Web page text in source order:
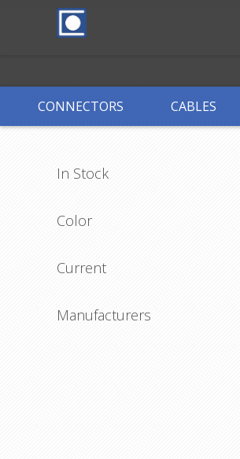
CONNECTORS CABLES
In Stock
Color
Current
Manufacturers